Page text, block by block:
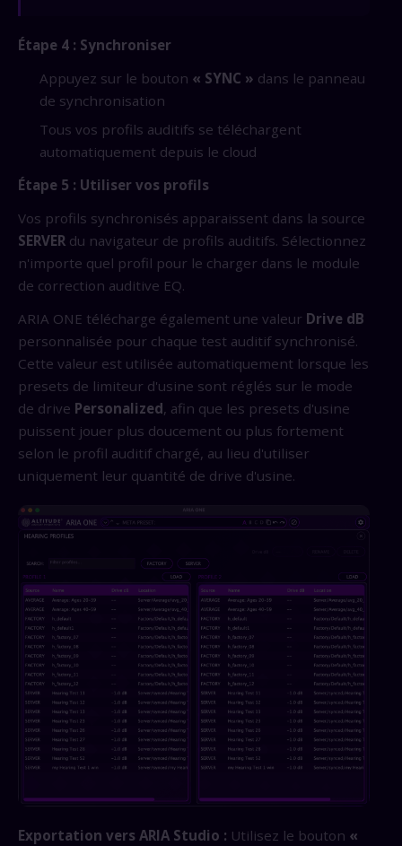
Étape 4 : Synchroniser
Appuyez sur le bouton « SYNC » dans le panneau
de synchronisation
Tous vos profils auditifs se téléchargent
automatiquement depuis le cloud
Étape 5 : Utiliser vos profils
Vos profils synchronisés apparaissent dans la source
SERVER du navigateur de profils auditifs. Sélectionnez
n'importe quel profil pour le charger dans le module
de correction auditive EQ.
ARIA ONE télécharge également une valeur Drive dB
personnalisée pour chaque test auditif synchronisé.
Cette valeur est utilisée automatiquement lorsque les
presets de limiteur d'usine sont réglés sur le mode
de drive Personalized, afin que les presets d'usine
puissent jouer plus doucement ou plus fortement
selon le profil auditif chargé, au lieu d'utiliser
uniquement leur quantité de drive d'usine.
Exportation vers ARIA Studio : Utilisez le bouton «